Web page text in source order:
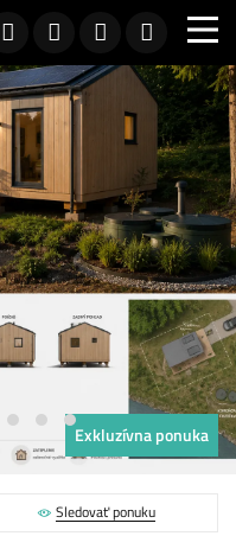
Exkluzívna ponuka
Sledovať ponuku